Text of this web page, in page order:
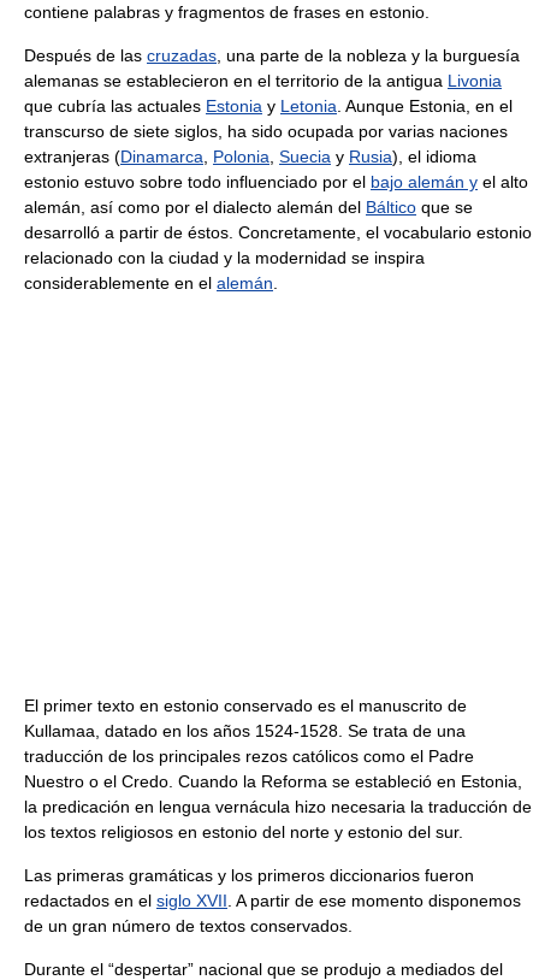
contiene palabras y fragmentos de frases en estonio.
Después de las cruzadas , una parte de la nobleza y la burguesía
alemanas se establecieron en el territorio de la antigua Livonia
que cubría las actuales Estonia y Letonia . Aunque Estonia, en el
transcurso de siete siglos, ha sido ocupada por varias naciones
extranjeras (Dinamarca Polonia Suecia y Rusia), el idioma
estonio estuvo sobre todo influenciado por el bajo alemán y el alto
alemán, así como por el dialecto alemán del Báltico que se
desarrolló a partir de éstos. Concretamente, el vocabulario estonio
relacionado con la ciudad y la modernidad se inspira
considerablemente en el alemán
El primer texto en estonio conservado es el manuscrito de
Kullamaa, datado en los años 1524-1528. Se trata de una
traducción de los principales rezos católicos como el Padre
Nuestro o el Credo. Cuando la Reforma se estableció en Estonia,
la predicación en lengua vernácula hizo necesaria la traducción de
los textos religiosos en estonio del norte y estonio del sur.
Las primeras gramáticas y los primeros diccionarios fueron
redactados en el siglo XVII . A partir de ese momento disponemos
de un gran número de textos conservados.
Durante el “despertar” nacional que se produjo a mediados del